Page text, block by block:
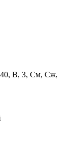
В, З, См, Сж,